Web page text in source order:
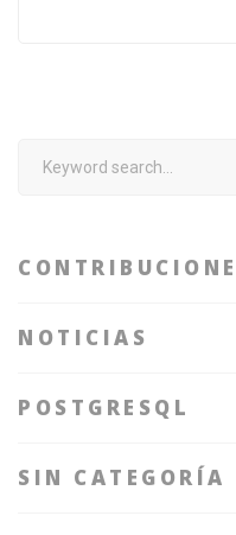
Search
NOTICIAS
POSTGRESQL
SIN CATEGORÍA